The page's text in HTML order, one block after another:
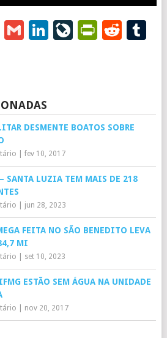
GmailLinkedIn
DESMENTE BOATOS SOBRE
fev 10, 2017
SANTA LUZIA TEM MAIS DE 218
jun 28, 2023
FEITA NO SÃO BENEDITO LEVA
MI
set 10, 2023
ESTÃO SEM ÁGUA NA UNIDADE
nov 20, 2017